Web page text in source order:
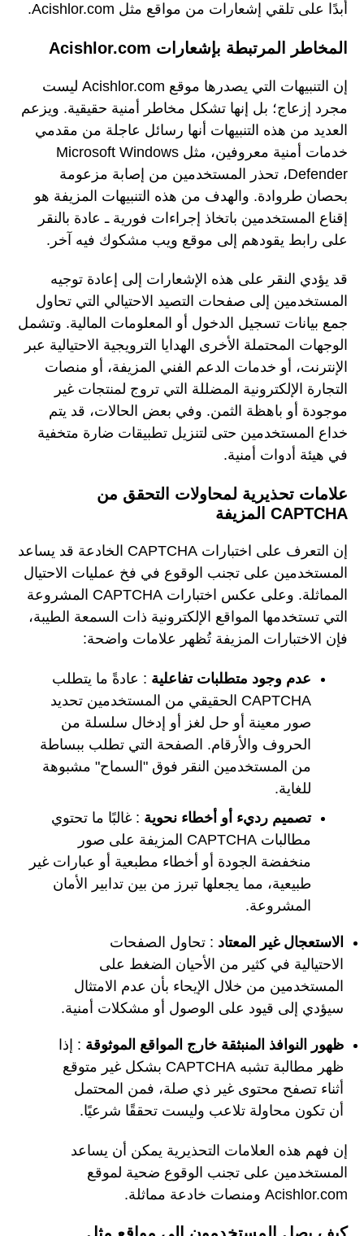
أبدًا على تلقي إشعارات من مواقع مثل Acishlor.com.
المخاطر المرتبطة بإشعارات Acishlor.com
إن التنبيهات التي يصدرها موقع Acishlor.com ليست
مجرد إزعاج؛ بل إنها تشكل مخاطر أمنية حقيقية. ويزعم
العديد من هذه التنبيهات أنها رسائل عاجلة من مقدمي
خدمات أمنية معروفين، مثل Microsoft Windows
Defender، تحذر المستخدمين من إصابة مزعومة
بحصان طروادة. والهدف من هذه التنبيهات المزيفة هو
إقناع المستخدمين باتخاذ إجراءات فورية ـ عادة بالنقر
على رابط يقودهم إلى موقع ويب مشكوك فيه آخر.
قد يؤدي النقر على هذه الإشعارات إلى إعادة توجيه
المستخدمين إلى صفحات التصيد الاحتيالي التي تحاول
جمع بيانات تسجيل الدخول أو المعلومات المالية. وتشمل
الوجهات المحتملة الأخرى الهدايا الترويجية الاحتيالية عبر
الإنترنت، أو خدمات الدعم الفني المزيفة، أو منصات
التجارة الإلكترونية المضللة التي تروج لمنتجات غير
موجودة أو باهظة الثمن. وفي بعض الحالات، قد يتم
خداع المستخدمين حتى لتنزيل تطبيقات ضارة متخفية
في هيئة أدوات أمنية.
علامات تحذيرية لمحاولات التحقق من
CAPTCHA المزيفة
إن التعرف على اختبارات CAPTCHA الخادعة قد يساعد
المستخدمين على تجنب الوقوع في فخ عمليات الاحتيال
المماثلة. وعلى عكس اختبارات CAPTCHA المشروعة
التي تستخدمها المواقع الإلكترونية ذات السمعة الطيبة،
فإن الاختبارات المزيفة تُظهر علامات واضحة:
عدم وجود متطلبات تفاعلية : عادةً ما يتطلب
CAPTCHA الحقيقي من المستخدمين تحديد
صور معينة أو حل لغز أو إدخال سلسلة من
الحروف والأرقام. الصفحة التي تطلب ببساطة
من المستخدمين النقر فوق "السماح" مشبوهة
للغاية.
تصميم رديء أو أخطاء نحوية : غالبًا ما تحتوي
مطالبات CAPTCHA المزيفة على صور
منخفضة الجودة أو أخطاء مطبعية أو عبارات غير
طبيعية، مما يجعلها تبرز من بين تدابير الأمان
المشروعة.
الاستعجال غير المعتاد : تحاول الصفحات
الاحتيالية في كثير من الأحيان الضغط على
المستخدمين من خلال الإيحاء بأن عدم الامتثال
سيؤدي إلى قيود على الوصول أو مشكلات أمنية.
ظهور النوافذ المنبثقة خارج المواقع الموثوقة : إذا
ظهر مطالبة تشبه CAPTCHA بشكل غير متوقع
أثناء تصفح محتوى غير ذي صلة، فمن المحتمل
أن تكون محاولة تلاعب وليست تحققًا شرعيًا.
إن فهم هذه العلامات التحذيرية يمكن أن يساعد
المستخدمين على تجنب الوقوع ضحية لموقع
Acishlor.com ومنصات خادعة مماثلة.